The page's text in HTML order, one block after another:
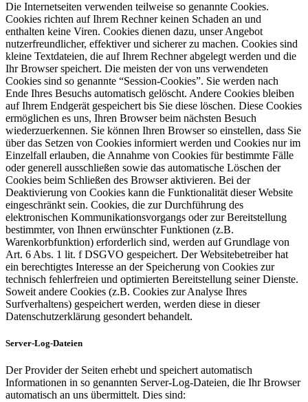
Die Internetseiten verwenden teilweise so genannte Cookies.
Cookies richten auf Ihrem Rechner keinen Schaden an und
enthalten keine Viren. Cookies dienen dazu, unser Angebot
nutzerfreundlicher, effektiver und sicherer zu machen. Cookies sind
kleine Textdateien, die auf Ihrem Rechner abgelegt werden und die
Ihr Browser speichert. Die meisten der von uns verwendeten
Cookies sind so genannte “Session-Cookies”. Sie werden nach
Ende Ihres Besuchs automatisch gelöscht. Andere Cookies bleiben
auf Ihrem Endgerät gespeichert bis Sie diese löschen. Diese Cookies
ermöglichen es uns, Ihren Browser beim nächsten Besuch
wiederzuerkennen. Sie können Ihren Browser so einstellen, dass Sie
über das Setzen von Cookies informiert werden und Cookies nur im
Einzelfall erlauben, die Annahme von Cookies für bestimmte Fälle
oder generell ausschließen sowie das automatische Löschen der
Cookies beim Schließen des Browser aktivieren. Bei der
Deaktivierung von Cookies kann die Funktionalität dieser Website
eingeschränkt sein. Cookies, die zur Durchführung des
elektronischen Kommunikationsvorgangs oder zur Bereitstellung
bestimmter, von Ihnen erwünschter Funktionen (z.B.
Warenkorbfunktion) erforderlich sind, werden auf Grundlage von
Art. 6 Abs. 1 lit. f DSGVO gespeichert. Der Websitebetreiber hat
ein berechtigtes Interesse an der Speicherung von Cookies zur
technisch fehlerfreien und optimierten Bereitstellung seiner Dienste.
Soweit andere Cookies (z.B. Cookies zur Analyse Ihres
Surfverhaltens) gespeichert werden, werden diese in dieser
Datenschutzerklärung gesondert behandelt.
Server-Log-Dateien
Der Provider der Seiten erhebt und speichert automatisch
Informationen in so genannten Server-Log-Dateien, die Ihr Browser
automatisch an uns übermittelt. Dies sind: